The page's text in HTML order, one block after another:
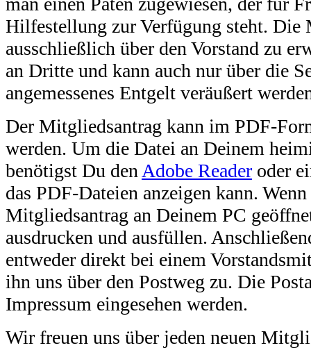
Hilfestellung zur Verfügung steht. Die
ausschließlich über den Vorstand zu
an Dritte und kann auch nur über die
angemessenes Entgelt veräußert
Der Mitgliedsantrag kann im PDF-
werden. Um die Datei an Deinem
benötigst Du den Adobe Reader oder
das PDF-Dateien anzeigen kann.
Mitgliedsantrag an Deinem PC
ausdrucken und ausfüllen.
entweder direkt bei einem
ihn uns über den Postweg zu. Die
Impressum eingesehen werden.
Wir freuen uns über jeden neuen